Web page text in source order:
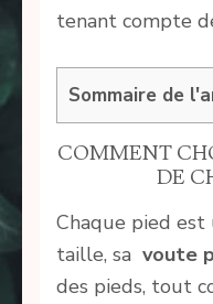
tenant compte
Sommaire de
COMMENT
DE
Chaque pied est
taille, sa voute
des pieds, tout